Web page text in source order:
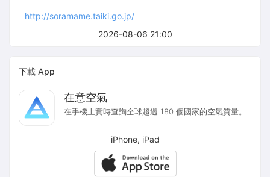
2026-08-06 21:00
http://soramame.taiki.go.jp/
下載 App
在意空氣
在手機上實時查詢全球超過 180 個國家的空氣質量。
iPhone, iPad